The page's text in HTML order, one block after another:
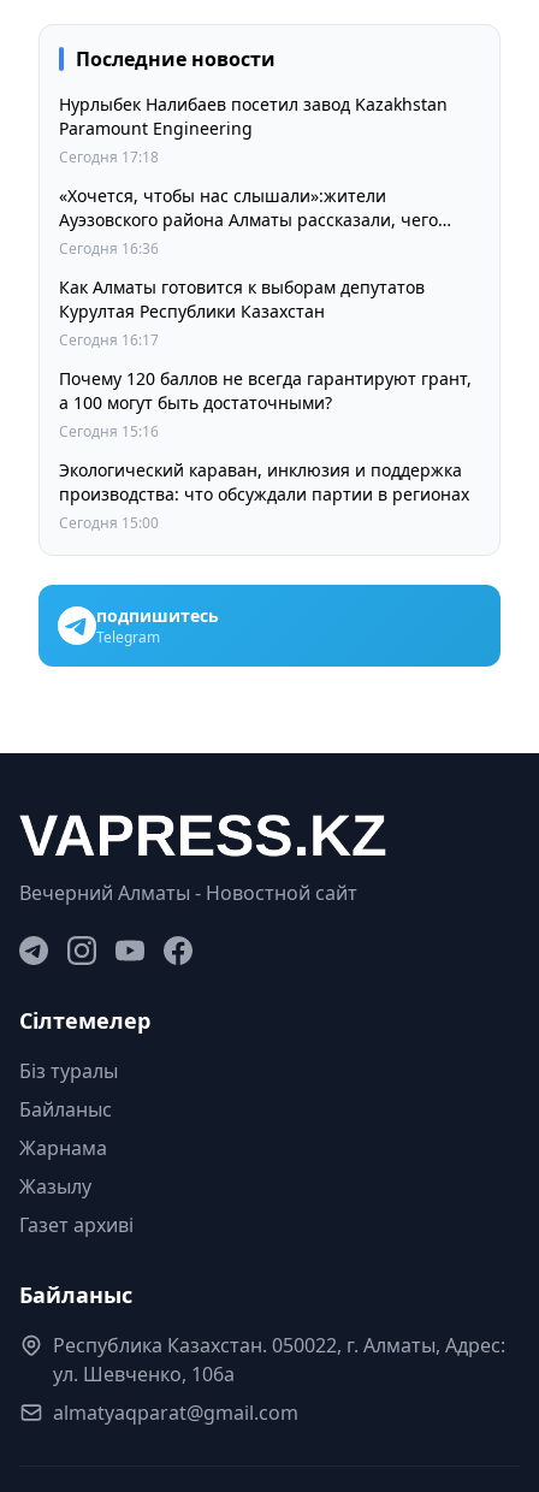
Последние новости
Нурлыбек Налибаев посетил завод Kazakhstan
Paramount Engineering
Сегодня 17:18
«Хочется, чтобы нас слышали»:жители
Ауэзовского района Алматы рассказали, чего
ждут от выборов депутатов Курултая
Сегодня 16:36
Как Алматы готовится к выборам депутатов
Курултая Республики Казахстан
Сегодня 16:17
Почему 120 баллов не всегда гарантируют грант,
а 100 могут быть достаточными?
Сегодня 15:16
Экологический караван, инклюзия и поддержка
производства: что обсуждали партии в регионах
Сегодня 15:00
подпишитесь
Telegram
Вечерний Алматы - Новостной сайт
Сілтемелер
Біз туралы
Байланыс
Жарнама
Жазылу
Газет архиві
Байланыс
Республика Казахстан. 050022, г. Алматы, Адрес:
ул. Шевченко, 106а
almatyaqparat@gmail.com